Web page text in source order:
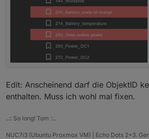
Edit: Anscheinend darf die ObjektID
enthalten. Muss ich wohl mal fixen.
..:: So long! Tom ::..
NUC7i3 (Ubuntu Proxmox VM) | Echo Dots 2+3.